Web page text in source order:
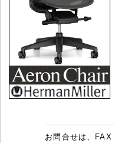
お問合せは、